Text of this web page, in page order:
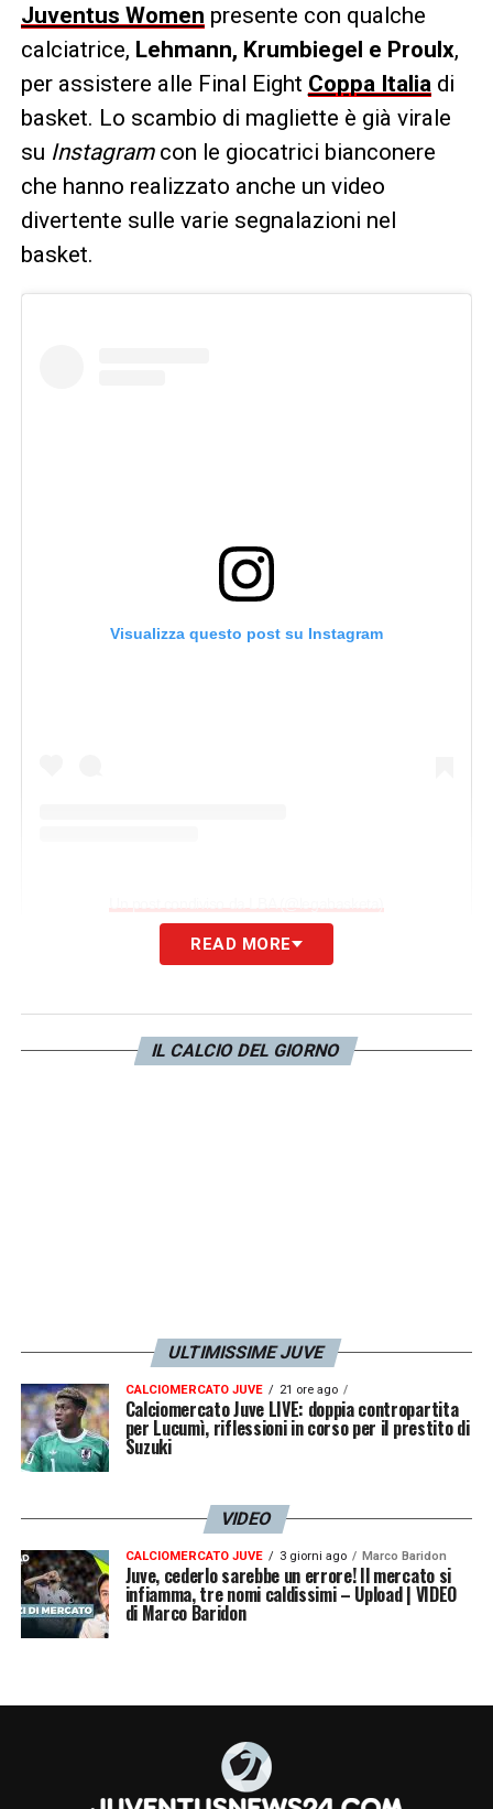
Juventus Women presente con qualche
calciatrice, Lehmann, Krumbiegel e Proulx,
per assistere alle Final Eight Coppa Italiadi
basket. Lo scambio di magliette è già virale
su Instagramcon le giocatrici bianconere
che hanno realizzato anche un video
divertente sulle varie segnalazioni nel
basket.
Visualizza questo post su Instagram
Lehmann e Krumbiegel, giocatrici della
Juventus Women, per un doppio scambio
READ MORE
IL CALCIO DEL GIORNO
ULTIMISSIME JUVE
CALCIOMERCATO JUVE 21 ore ago
Calciomercato Juve LIVE: doppia contropartita
per Lucumì, riflessioni in corso per il prestito di
Suzuki
VIDEO
CALCIOMERCATO JUVE 3 giorni ago Marco Baridon
Juve, cederlo sarebbe un errore! Il mercato si
infiamma, tre nomi caldissimi – Upload | VIDEO
di Marco Baridon